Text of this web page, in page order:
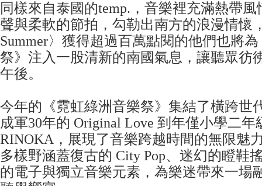
同樣來自泰國的temp.，音樂裡充滿熱帶
聲與柔軟的節拍，勾勒出南方的浪漫情懷
Summer〉獲得超過百萬點閱的他們也將
祭》注入一股清新的南國氣息，讓聽眾彷
午後。
今年的《霓虹綠洲音樂祭》集結了橫跨世
成軍30年的 Original Love 到年僅小學二年
RINOKA，展現了音樂跨越時間的無限魅
多樣野涵蓋復古的 City Pop、迷幻的瞪鞋
的電子與獨立音樂元素，為樂迷帶來一場